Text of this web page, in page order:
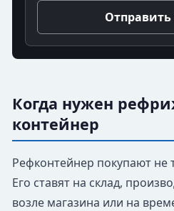
Отправить
Когда нужен
контейнер
Рефконтейнер покупают не
Его ставят на склад,
возле магазина или на